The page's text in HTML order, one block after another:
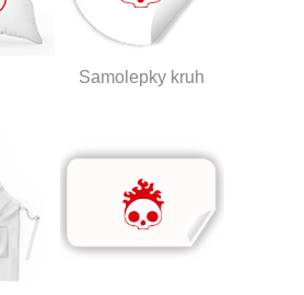
Samolepky kruh